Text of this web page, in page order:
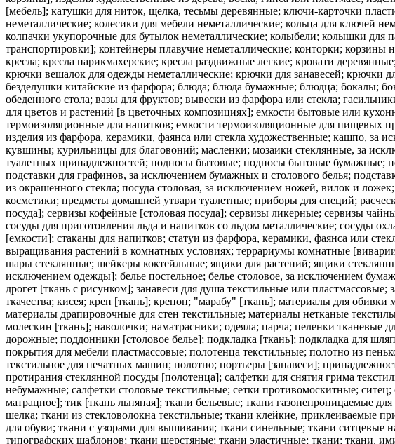
[мебель]; катушки для ниток, щелка, тесьмы деревянные; ключи-карточки
неметаллические; колесики для мебели неметаллические; кольца для ключей
колпачки укупорочные для бутылок неметаллические; колыбели; колышки для
транспортировки]; контейнеры плавучие неметаллические; конторки;
кресла; кресла парикмахерские; кресла раздвижные легкие; кровати
крючки вешалок для одежды неметаллические; крючки для занавесей;
безделушки китайские из фарфора; блюда; блюда бумажные; блюдца; бокалы;
обеденного стола; вазы для фруктов; вывески из фарфора или стекла;
для цветов и растений [в цветочных композициях]; емкости бытовые или
термоизоляционные для напитков; емкости термоизоляционные для пищевых
изделия из фарфора, керамики, фаянса или стекла художественные; кашпо, за
кувшины; курильницы для благовоний; масленки; мозаики стеклянные, за
туалетных принадлежностей; подносы бытовые; подносы бытовые бумажные;
подставки для графинов, за исключением бумажных и столового белья;
из окрашенного стекла; посуда столовая, за исключением ножей, вилок и
косметики; предметы домашней утвари туалетные; приборы для специй;
посуда]; сервизы кофейные [столовая посуда]; сервизы ликерные; сервизы
сосуды для приготовления льда и напитков со льдом металлические;
[емкости]; стаканы для напитков; статуи из фарфора, керамики, фаянса или
выращивания растений в комнатных условиях; террариумы комнатные
шары стеклянные; шейкеры коктейльные; ящики для растений; ящики
исключением одежды]; белье постельное; белье столовое, за исключением
дрогет [ткань с рисунком]; занавеси для душа текстильные или
ткачества; кисея; креп [ткань]; крепон; "марабу" [ткань]; материалы для
материалы драпировочные для стен текстильные; материалы нетканые
молескин [ткань]; наволочки; наматрасники; одеяла; парча; пеленки тканевые
дорожные; поддонники [столовое белье]; подкладка [ткань]; подкладка для
покрытия для мебели пластмассовые; полотенца текстильные; полотно из
текстильное для печатных машин; полотно; портьеры [занавеси];
протирания стеклянной посуды [полотенца]; салфетки для снятия грима
небумажные; салфетки столовые текстильные; сетки противомоскитные;
матрацное]; тик [ткань льняная]; ткани бельевые; ткани газонепроницаемые
шелка; ткани из стекловолокна текстильные; ткани клейкие, приклеиваемые
для обуви; ткани с узорами для вышивания; ткани синельные; ткани
типографских шаблонов; ткани шерстяные; ткани эластичные; ткани; ткани,